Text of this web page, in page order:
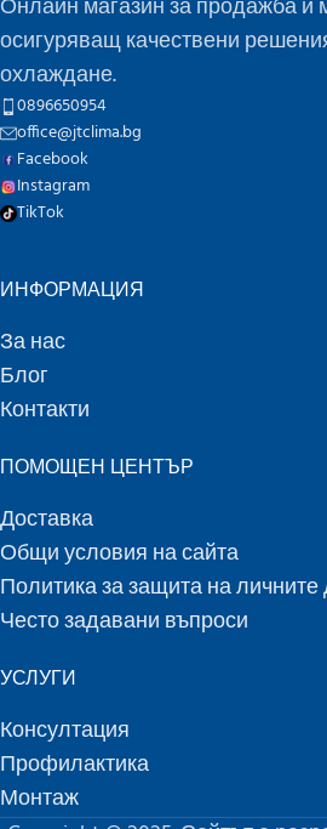
Онлайн магазин за продажба и
осигуряващ качествени
охлаждане.
0896650954
office@jtclima.bg
Facebook
Instagram
TikTok
ИНФОРМАЦИЯ
За нас
Блог
Контакти
ПОМОЩЕН ЦЕНТЪР
Доставка
Общи условия на сайта
Политика за защита на личните
Често задавани въпроси
УСЛУГИ
Консултация
Профилактика
Монтаж